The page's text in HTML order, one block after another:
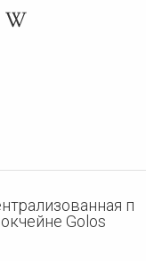
п
Golos